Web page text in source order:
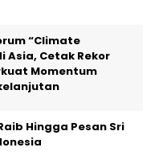
“Climate
Asia, Cetak Rekor
Momentum
Hingga Pesan Sri